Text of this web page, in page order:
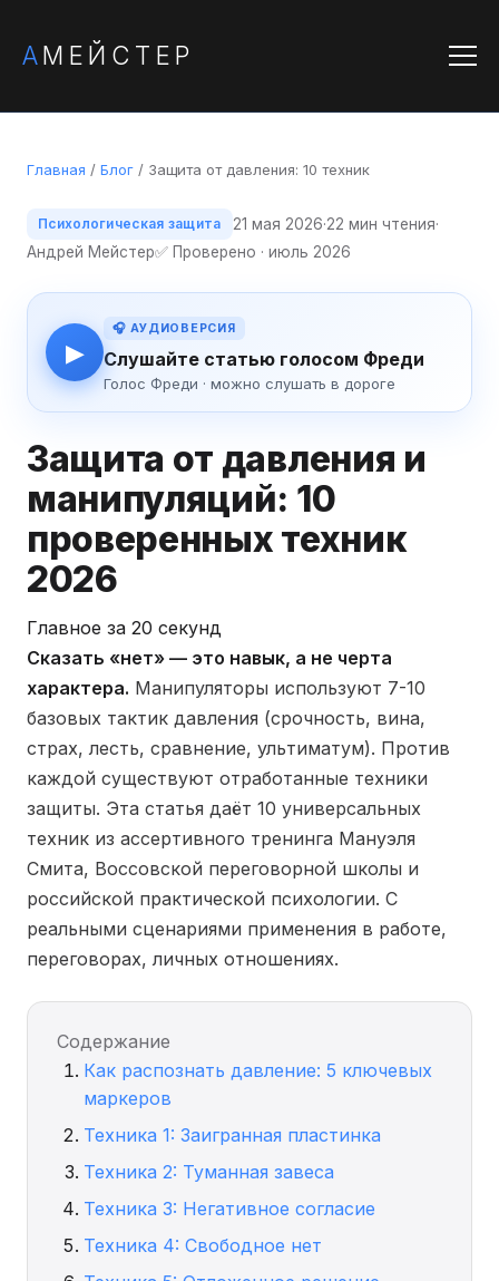
АМЕЙСТЕР
Главная / Блог / Защита от давления: 10 техник
Психологическая защита 21 мая 2026·22 мин чтения·
Андрей Мейстер✅ Проверено · июль 2026
▶
🎧 АУДИОВЕРСИЯ
Слушайте статью голосом Фреди
Голос Фреди · можно слушать в дороге
Защита от давления и
манипуляций: 10
проверенных техник
2026
Главное за 20 секунд
Сказать «нет» — это навык, а не черта
характера. Манипуляторы используют 7-10
базовых тактик давления (срочность, вина,
страх, лесть, сравнение, ультиматум). Против
каждой существуют отработанные техники
защиты. Эта статья даёт 10 универсальных
техник из ассертивного тренинга Мануэля
Смита, Воссовской переговорной школы и
российской практической психологии. С
реальными сценариями применения в работе,
переговорах, личных отношениях.
Содержание
Как распознать давление: 5 ключевых
маркеров
Техника 1: Заигранная пластинка
Техника 2: Туманная завеса
Техника 3: Негативное согласие
Техника 4: Свободное нет